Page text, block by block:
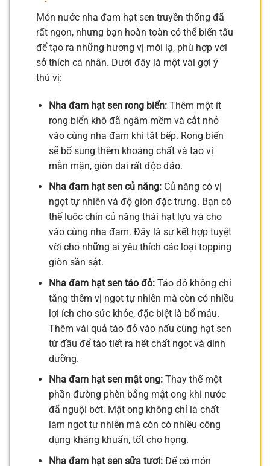
Món nước nha đam hạt sen truyền thống đã
rất ngon, nhưng bạn hoàn toàn có thể biến tấu
để tạo ra những hương vị mới lạ, phù hợp với
sở thích cá nhân. Dưới đây là một vài gợi ý
thú vị:
Nha đam hạt sen rong biển:Thêm một ít
rong biển khô đã ngâm mềm và cắt nhỏ
vào cùng nha đam khi tắt bếp. Rong biển
sẽ bổ sung thêm khoáng chất và tạo vị
mằn mặn, giòn dai rất độc đáo.
Nha đam hạt sen củ năng:Củ năng có vị
ngọt tự nhiên và độ giòn đặc trưng. Bạn có
thể luộc chín củ năng thái hạt lựu và cho
vào cùng nha đam. Đây là sự kết hợp tuyệt
vời cho những ai yêu thích các loại topping
giòn sần sật.
Nha đam hạt sen táo đỏ:Táo đỏ không chỉ
tăng thêm vị ngọt tự nhiên mà còn có nhiều
lợi ích cho sức khỏe, đặc biệt là bổ máu.
Thêm vài quả táo đỏ vào nấu cùng hạt sen
từ đầu để táo tiết ra hết chất ngọt và dinh
dưỡng.
Nha đam hạt sen mật ong:Thay thế một
phần đường phèn bằng mật ong khi nước
đã nguội bớt. Mật ong không chỉ là chất
làm ngọt tự nhiên mà còn có nhiều công
dụng kháng khuẩn, tốt cho họng.
Nha đam hạt sen sữa tươi:Để có món